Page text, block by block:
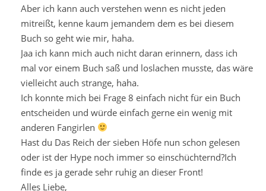
Aber ich kann auch verstehen wenn es nicht jeden
mitreißt, kenne kaum jemandem dem es bei diesem
Buch so geht wie mir, haha.
Jaa ich kann mich auch nicht daran erinnern, dass ich
mal vor einem Buch saß und loslachen musste, das wäre
vielleicht auch strange, haha.
Ich konnte mich bei Frage 8 einfach nicht für ein Buch
entscheiden und würde einfach gerne ein wenig mit
anderen Fangirlen
Hast du Das Reich der sieben Höfe nun schon gelesen
oder ist der Hype noch immer so einschüchternd?Ich
finde es ja gerade sehr ruhig an dieser Front!
Alles Liebe,